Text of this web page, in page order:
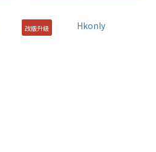
改版升級